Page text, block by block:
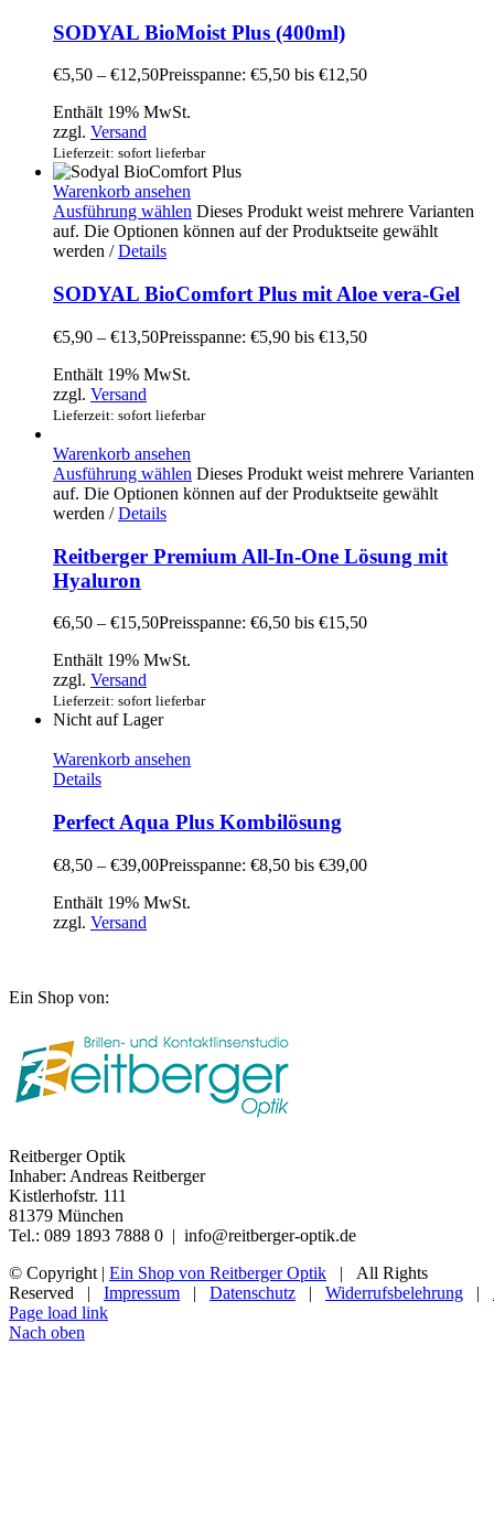
SODYAL BioMoist Plus (400ml)
€5,50 – €12,50Preisspanne: €5,50 bis €12,50
Enthält 19% MwSt.
zzgl. Versand
Lieferzeit: sofort lieferbar
Warenkorb ansehen
Ausführung wählen Dieses Produkt weist mehrere Varianten
auf. Die Optionen können auf der Produktseite gewählt
werden / Details
SODYAL BioComfort Plus mit Aloe vera-Gel
€5,90 – €13,50Preisspanne: €5,90 bis €13,50
Enthält 19% MwSt.
zzgl. Versand
Lieferzeit: sofort lieferbar
Warenkorb ansehen
Ausführung wählen Dieses Produkt weist mehrere Varianten
auf. Die Optionen können auf der Produktseite gewählt
werden / Details
Reitberger Premium All-In-One Lösung mit
Hyaluron
€6,50 – €15,50Preisspanne: €6,50 bis €15,50
Enthält 19% MwSt.
zzgl. Versand
Lieferzeit: sofort lieferbar
Nicht auf Lager
Warenkorb ansehen
Details
Perfect Aqua Plus Kombilösung
€8,50 – €39,00Preisspanne: €8,50 bis €39,00
Enthält 19% MwSt.
zzgl. Versand
Ein Shop von:
Reitberger Optik
Inhaber: Andreas Reitberger
Kistlerhofstr. 111
81379 München
Tel.: 089 1893 7888 0 | info@reitberger-optik.de
© Copyright | Ein Shop von Reitberger Optik | All Rights
Reserved | Impressum | Datenschutz | Widerrufsbelehrung |
Page load link
Nach oben